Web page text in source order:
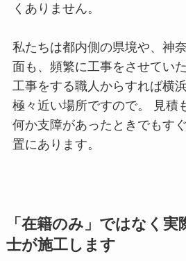
くありません。
私たちは都内側の県境や、神
面も、頻繁に工事をさせてい
工事をする職人からすれば横
極々近い場所ですので。 見積
何か支障があったときでもす
置にあります。
「在籍のみ」ではなく
士が施工します